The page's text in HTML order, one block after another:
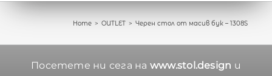
НАЧАЛО
OUTLET
Home OUTLET Черен стол от масив бук – 1308S
Посетете ни сега на www.stol.design и